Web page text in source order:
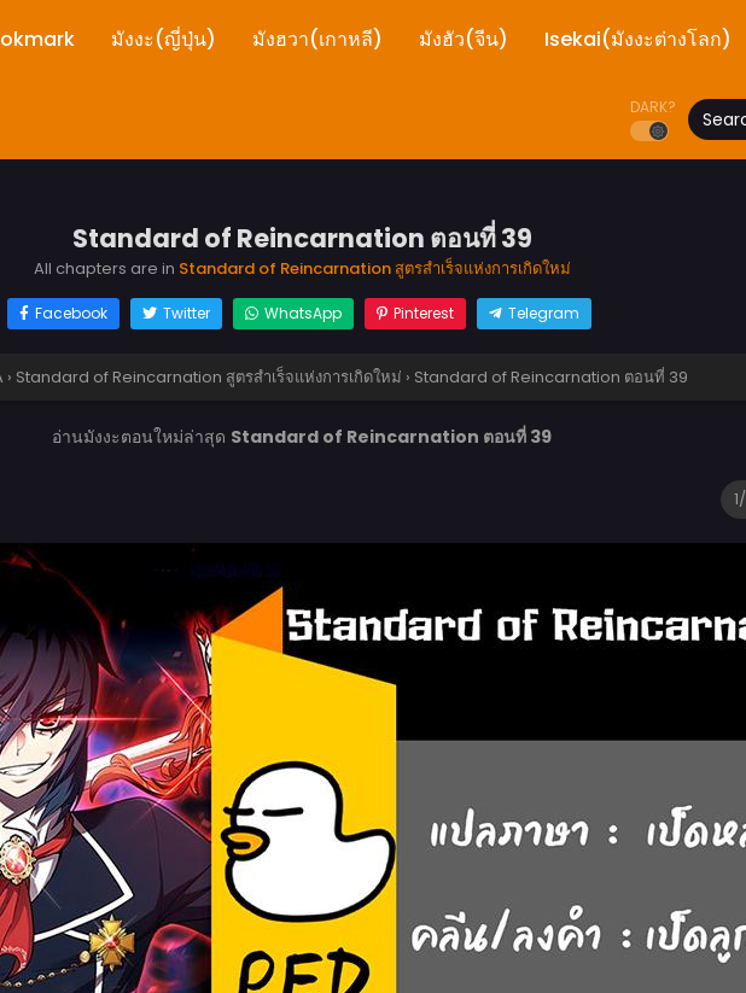
มังงะ(ญี่ปุ่น) มังฮวา(เกาหลี) มังฮัว(จีน) Isekai(มังงะต่างโลก)
DARK?
Standard of Reincarnation ตอนที่ 39
All chapters are in Standard of Reincarnation สูตรสำเร็จแห่งการเกิดใหม่
Facebook Twitter WhatsApp Pinterest Telegram
› Standard of Reincarnation สูตรสำเร็จแห่งการเกิดใหม่ › Standard of Reincarnation ตอนที่ 39
อ่านมังงะตอนใหม่ล่าสุด Standard of Reincarnation ตอนที่ 39